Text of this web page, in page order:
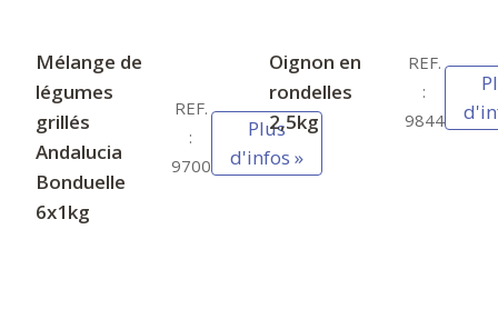
Mélange de
légumes
grillés
Andalucia
Bonduelle
6x1kg
REF.
:
9700
Plus
d'infos »
Oignon en
rondelles
2,5kg
REF.
:
9844